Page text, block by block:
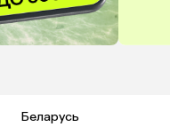
Беларусь